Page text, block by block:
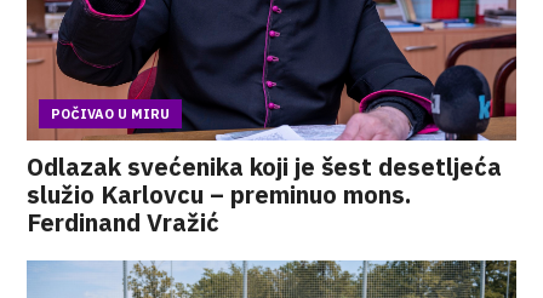
POČIVAO U MIRU
Odlazak svećenika koji je šest desetljeća
služio Karlovcu – preminuo mons.
Ferdinand Vražić